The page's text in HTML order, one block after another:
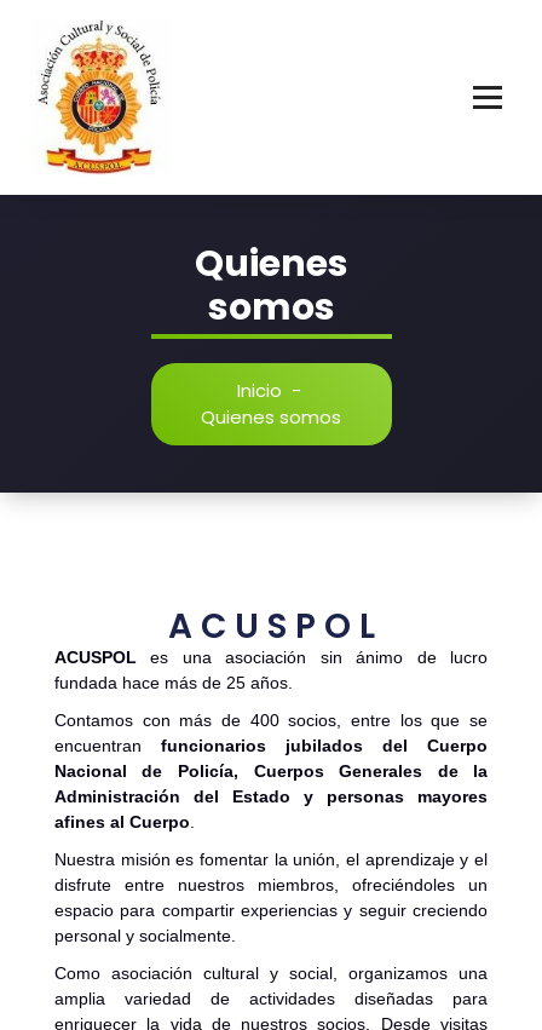
Quienes
somos
Inicio -
Quienes somos
A C U S P O L
ACUSPOL es una asociación sin ánimo de lucro
fundada hace más de 25 años.
Contamos con más de 400 socios, entre los que se
encuentran funcionarios jubilados del Cuerpo
Nacional de Policía, Cuerpos Generales de la
Administración del Estado y personas mayores
afines al Cuerpo
Nuestra misión es fomentar la unión, el aprendizaje y el
disfrute entre nuestros miembros, ofreciéndoles un
espacio para compartir experiencias y seguir creciendo
personal y socialmente.
Como asociación cultural y social, organizamos una
amplia variedad de actividades diseñadas para
enriquecer la vida de nuestros socios. Desde visitas